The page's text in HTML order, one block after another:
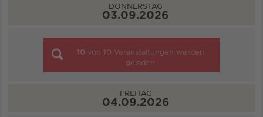
DONNERSTAG
03.09.2026
10 von 10 Veranstaltungen werden
geladen
FREITAG
04.09.2026